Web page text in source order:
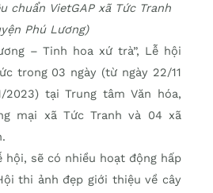
chuẩn VietGAP xã Tức Tranh
Phú Lương)
– Tinh hoa xứ trà”, Lễ hội
trong 03 ngày (từ ngày 22/11
2023) tại Trung tâm Văn hóa,
mại xã Tức Tranh và 04 xã
hội, sẽ có nhiều hoạt động hấp
thi ảnh đẹp giới thiệu về cây